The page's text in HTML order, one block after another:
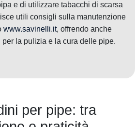
e di utilizzare tabacchi di scarsa
utili consigli sulla manutenzione
www.savinelli.it, offrendo anche
la pulizia e la cura delle pipe.
per pipe: tra